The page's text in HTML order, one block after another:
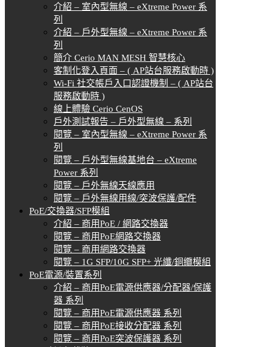
介紹 – 室內型無線 – eXtreme Power 系
列
介紹 – 戶外型無線 – eXtreme Power 系
列
簡介 Cerio MAN MESH 智慧核心
客制化登入頁面 – ( AP站台服務啟動時 )
Wi-Fi 社交帳戶入口認證機制 – ( AP站台
服務啟動時 )
線上體驗 Cerio CenOS
戶外測試報告 – 戶外型無線 – 系列
閱覽 – 室內型無線 – eXtreme Power 系
列
閱覽 – 戶外型無線基地台 – eXtreme
Power 系列
閱覽 – 戶外無線天線應用
閱覽 – 戶外無線用線/突波保護/配件
PoE/交換器/SFP模組
介紹 – 商用PoE / 網路交換器
閱覽 – 商用PoE網路交換器
閱覽 – 商用網路交換器
閱覽 – 1G SFP/10G SFP+ 光纖/銅纜模組
PoE電源/裝置系列
介紹 – 商用PoE電源供應器/分配器/保護
器 系列
閱覽 – 商用PoE電源供應器 系列
閱覽 – 商用PoE接收分配器 系列
閱覽 – 商用PoE突波保護器 系列